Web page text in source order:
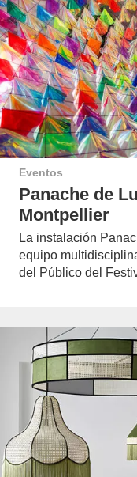
Eventos
Panache de
Montpellier
La instalación
equipo
del Público del